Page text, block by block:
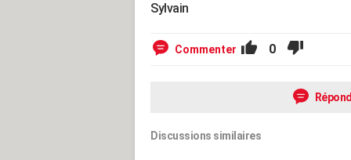
Sylvain
Commenter 0
Discussions similaires